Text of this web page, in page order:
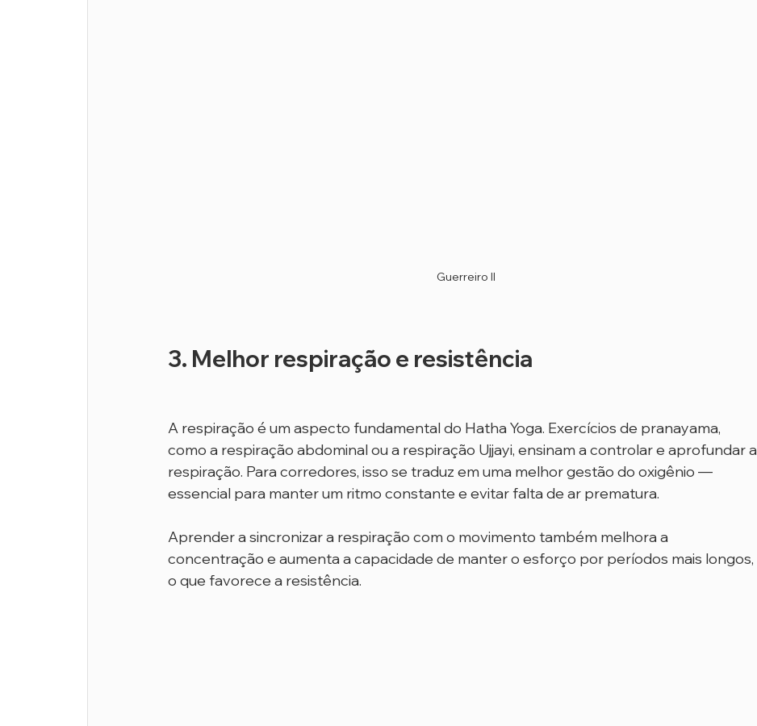
Guerreiro II
3. Melhor respiração e resistência
A respiração é um aspecto fundamental do Hatha Yoga. Exercícios de pranayama,
como a respiração abdominal ou a respiração Ujjayi, ensinam a controlar e aprofundar a
respiração. Para corredores, isso se traduz em uma melhor gestão do oxigênio —
essencial para manter um ritmo constante e evitar falta de ar prematura.
Aprender a sincronizar a respiração com o movimento também melhora a
concentração e aumenta a capacidade de manter o esforço por períodos mais longos,
o que favorece a resistência.